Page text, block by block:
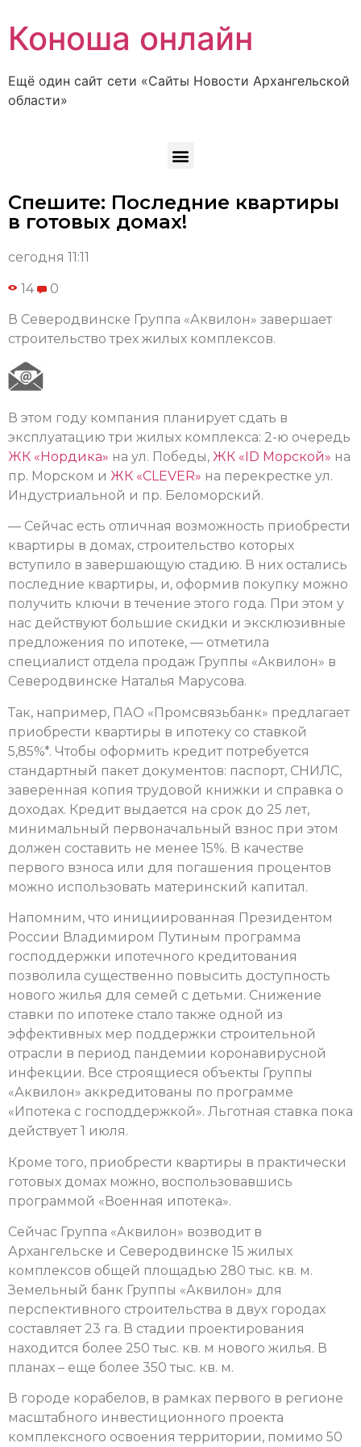
Коноша онлайн
Ещё один сайт сети «Сайты Новости Архангельской
области»
Спешите: Последние квартиры
в готовых домах!
сегодня 11:11
14 0
В Северодвинске Группа «Аквилон» завершает
строительство трех жилых комплексов.
В этом году компания планирует сдать в
эксплуатацию три жилых комплекса: 2-ю очередь
ЖК «Нордика» на ул. Победы, ЖК «ID Морской» на
пр. Морском и ЖК «CLEVER» на перекрестке ул.
Индустриальной и пр. Беломорский.
— Сейчас есть отличная возможность приобрести
квартиры в домах, строительство которых
вступило в завершающую стадию. В них остались
последние квартиры, и, оформив покупку можно
получить ключи в течение этого года. При этом у
нас действуют большие скидки и эксклюзивные
предложения по ипотеке, — отметила
специалист отдела продаж Группы «Аквилон» в
Северодвинске Наталья Марусова.
Так, например, ПАО «Промсвязьбанк» предлагает
приобрести квартиры в ипотеку со ставкой
5,85%*. Чтобы оформить кредит потребуется
стандартный пакет документов: паспорт, СНИЛС,
заверенная копия трудовой книжки и справка о
доходах. Кредит выдается на срок до 25 лет,
минимальный первоначальный взнос при этом
должен составить не менее 15%. В качестве
первого взноса или для погашения процентов
можно использовать материнский капитал.
Напомним, что инициированная Президентом
России Владимиром Путиным программа
господдержки ипотечного кредитования
позволила существенно повысить доступность
нового жилья для семей с детьми. Снижение
ставки по ипотеке стало также одной из
эффективных мер поддержки строительной
отрасли в период пандемии коронавирусной
инфекции. Все строящиеся объекты Группы
«Аквилон» аккредитованы по программе
«Ипотека с господдержкой». Льготная ставка пока
действует 1 июля.
Кроме того, приобрести квартиры в практически
готовых домах можно, воспользовавшись
программой «Военная ипотека».
Сейчас Группа «Аквилон» возводит в
Архангельске и Северодвинске 15 жилых
комплексов общей площадью 280 тыс. кв. м.
Земельный банк Группы «Аквилон» для
перспективного строительства в двух городах
составляет 23 га. В стадии проектирования
находится более 250 тыс. кв. м нового жилья. В
планах – еще более 350 тыс. кв. м.
В городе корабелов, в рамках первого в регионе
масштабного инвестиционного проекта
комплексного освоения территории, помимо 50